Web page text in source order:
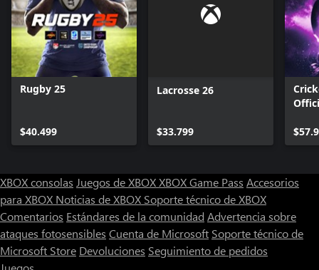
Rugby 25
$40.499
Lacrosse 26
$33.799
XBOX consolas Juegos de XBOXXBOX Game Pass Accesorios
para XBOX Noticias de XBOX Soporte técnico de XBOX
Comentarios Estándares de la comunidad Advertencia sobre
ataques fotosensibles Cuenta de Microsoft Soporte técnico de
Microsoft Store Devoluciones Seguimiento de pedidos